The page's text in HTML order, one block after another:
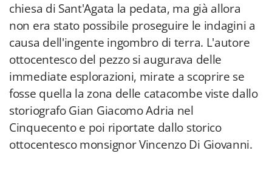
chiesa di Sant'Agata la pedata, ma già allora
non era stato possibile proseguire le indagini a
causa dell'ingente ingombro di terra. L'autore
ottocentesco del pezzo si augurava delle
immediate esplorazioni, mirate a scoprire se
fosse quella la zona delle catacombe viste dallo
storiografo Gian Giacomo Adria nel
Cinquecento e poi riportate dallo storico
ottocentesco monsignor Vincenzo Di Giovanni.